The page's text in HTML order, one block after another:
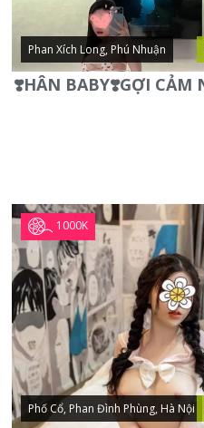
Phan Xích Long, Phú Nhuận
1000K
Phố Cổ, Phan Đình Phùng, Hà Nội